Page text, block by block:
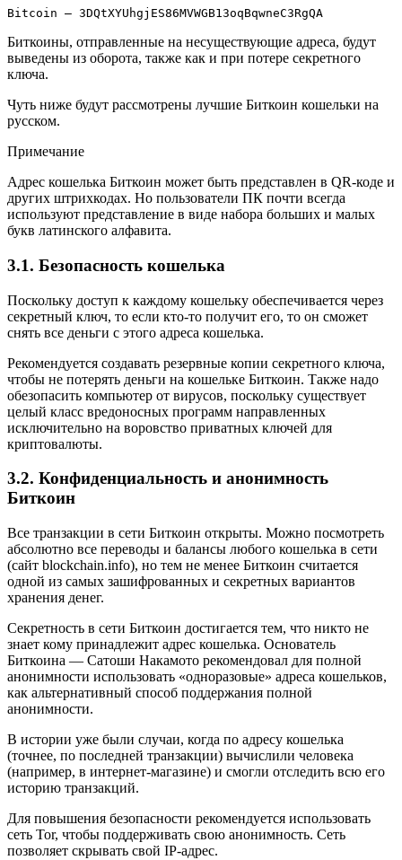
Bitcoin — 3DQtXYUhgjES86MVWGB13oqBqwneC3RgQA
Биткоины, отправленные на несуществующие адреса, будут
выведены из оборота, также как и при потере секретного
ключа.
Чуть ниже будут рассмотрены лучшие Биткоин кошельки на
русском.
Примечание
Адрес кошелька Биткоин может быть представлен в QR-коде и
других штрихкодах. Но пользователи ПК почти всегда
используют представление в виде набора больших и малых
букв латинского алфавита.
3.1. Безопасность кошелька
Поскольку доступ к каждому кошельку обеспечивается через
секретный ключ, то если кто-то получит его, то он сможет
снять все деньги с этого адреса кошелька.
Рекомендуется создавать резервные копии секретного ключа,
чтобы не потерять деньги на кошельке Биткоин. Также надо
обезопасить компьютер от вирусов, поскольку существует
целый класс вредоносных программ направленных
исключительно на воровство приватных ключей для
криптовалюты.
3.2. Конфиденциальность и анонимность
Биткоин
Все транзакции в сети Биткоин открыты. Можно посмотреть
абсолютно все переводы и балансы любого кошелька в сети
(сайт blockchain.info), но тем не менее Биткоин считается
одной из самых зашифрованных и секретных вариантов
хранения денег.
Секретность в сети Биткоин достигается тем, что никто не
знает кому принадлежит адрес кошелька. Основатель
Биткоина — Сатоши Накамото рекомендовал для полной
анонимности использовать «одноразовые» адреса кошельков,
как альтернативный способ поддержания полной
анонимности.
В истории уже были случаи, когда по адресу кошелька
(точнее, по последней транзакции) вычислили человека
(например, в интернет-магазине) и смогли отследить всю его
историю транзакций.
Для повышения безопасности рекомендуется использовать
сеть Tor, чтобы поддерживать свою анонимность. Сеть
позволяет скрывать свой IP-адрес.